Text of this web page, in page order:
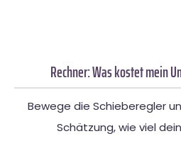
Rechner: Was kostet mein
Bewege die Schieberegler
Schätzung, wie viel